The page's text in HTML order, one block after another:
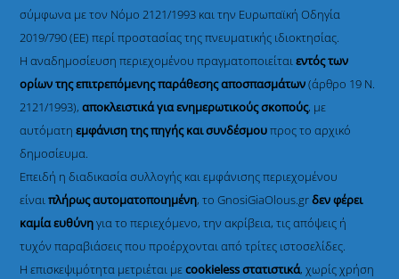
σύμφωνα με τον Νόμο 2121/1993 και την Ευρωπαϊκή Οδηγία
2019/790 (ΕΕ) περί προστασίας της πνευματικής ιδιοκτησίας.
Η αναδημοσίευση περιεχομένου πραγματοποιείταιεντός των
ορίων της επιτρεπόμενης παράθεσης αποσπασμάτων(άρθρο 19 Ν.
2121/1993), αποκλειστικά για ενημερωτικούς σκοπούς, με
αυτόματηεμφάνιση της πηγής και συνδέσμουπρος το αρχικό
δημοσίευμα.
Επειδή η διαδικασία συλλογής και εμφάνισης περιεχομένου
είναιπλήρως αυτοματοποιημένη, το GnosiGiaOlous.grδεν φέρει
καμία ευθύνηγια το περιεχόμενο, την ακρίβεια, τις απόψεις ή
τυχόν παραβιάσεις που προέρχονται από τρίτες ιστοσελίδες.
Η επισκεψιμότητα μετριέται μεcookieless στατιστικά, χωρίς χρήση